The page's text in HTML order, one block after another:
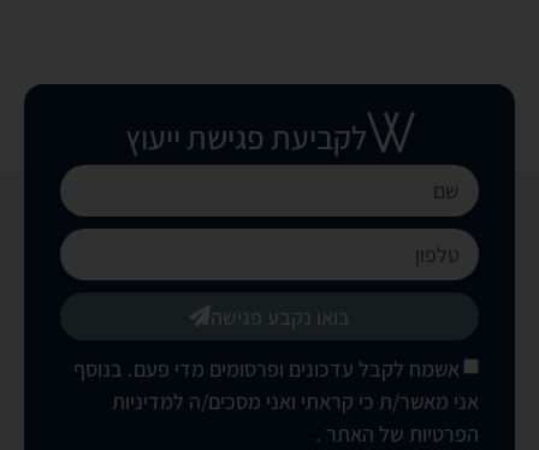
לקביעת פגישת ייעוץ
אשמח לקבל עדכונים ופרסומים מדי פעם. בנוסף
אני מאשר/ת כי קראתי ואני מסכים/ה למדיניות
הפרטיות של האתר .
בואו נקבע פגישה